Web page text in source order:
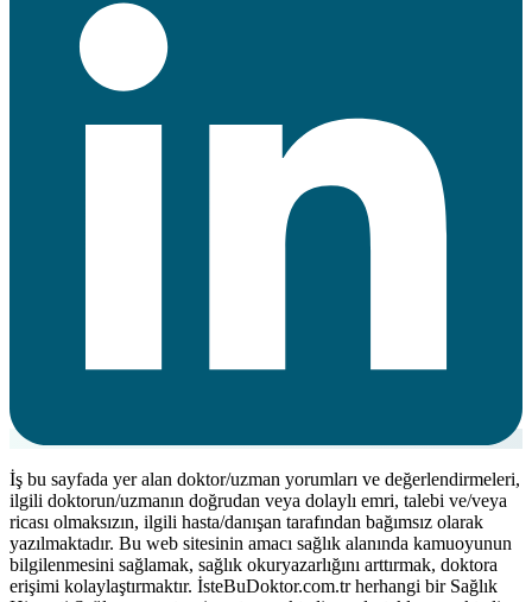
İş bu sayfada yer alan doktor/uzman yorumları ve değerlendirmeleri,
ilgili doktorun/uzmanın doğrudan veya dolaylı emri, talebi ve/veya
ricası olmaksızın, ilgili hasta/danışan tarafından bağımsız olarak
yazılmaktadır. Bu web sitesinin amacı sağlık alanında kamuoyunun
bilgilenmesini sağlamak, sağlık okuryazarlığını arttırmak, doktora
erişimi kolaylaştırmaktır. İsteBuDoktor.com.tr herhangi bir Sağlık